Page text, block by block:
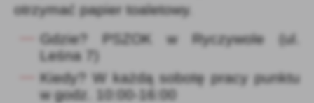
otrzymać papier toaletowy.
Gdzie? PSZOK w Ryczywole (ul.
Leśna 7)
Kiedy? W każdą sobotę pracy punktu
w godz. 10:00-16:00